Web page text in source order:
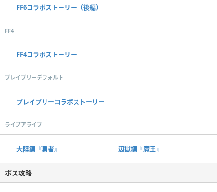
FF6コラボストーリー（後編）
FF4
FF4コラボストーリー
ブレイブリーデフォルト
ブレイブリーコラボストーリー
ライブアライブ
大陸編『勇者』 辺獄編『魔王』
ボス攻略